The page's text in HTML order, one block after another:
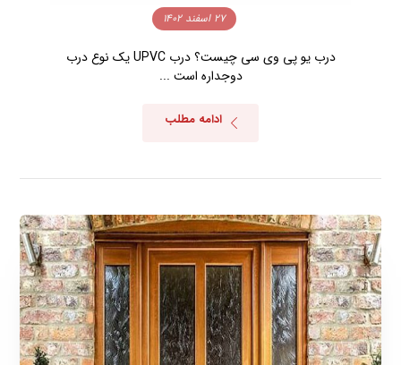
۲۷ اسفند ۱۴۰۲
درب یو پی وی سی چیست؟ درب UPVC یک نوع درب
دوجداره است ...
ادامه مطلب